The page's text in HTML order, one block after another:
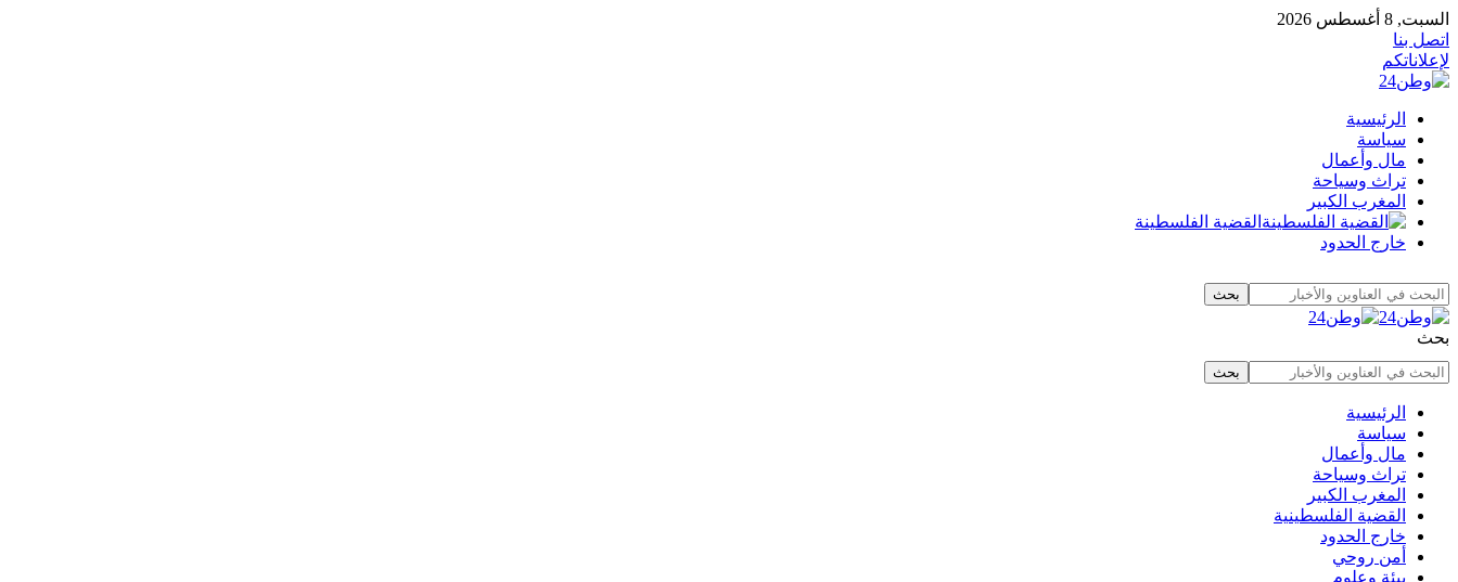
السبت, 8 أغسطس 2026
اتصل بنا
لإعلاناتكم
الرئيسية
سياسة
مال وأعمال
تراث وسياحة
المغرب الكبير
القضية الفلسطينة
خارج الحدود
بحث
الرئيسية
سياسة
مال وأعمال
تراث وسياحة
المغرب الكبير
القضية الفلسطينية
خارج الحدود
أمن روحي
بيئة وعلوم